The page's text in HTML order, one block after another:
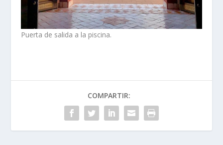
Puerta de salida a la piscina.
COMPARTIR: